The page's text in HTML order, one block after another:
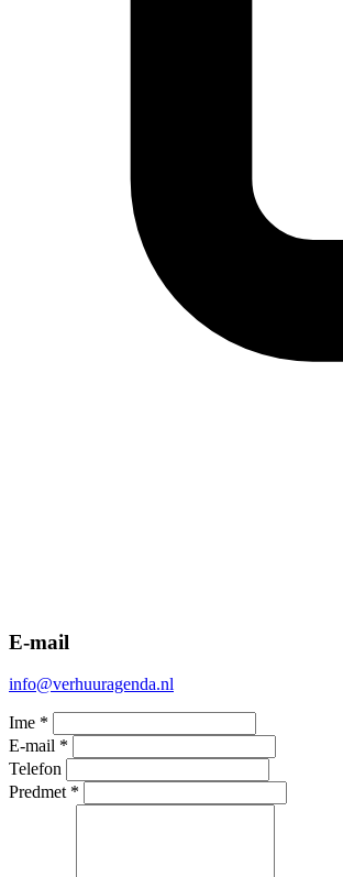
E-mail
info@verhuuragenda.nl
Ime *
E-mail *
Telefon
Predmet *